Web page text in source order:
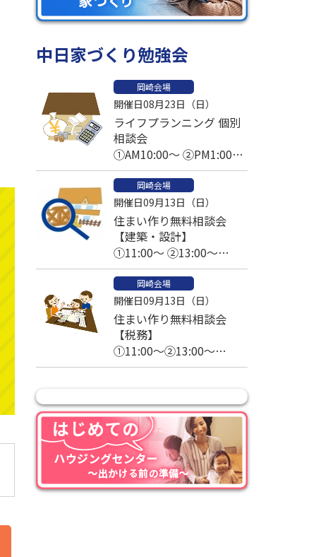
中日家づくり勉強会
岡崎会場
開催日08月23日（日）
ライフプランニング 個別
相談会
①AM10:00～ ②PM1:00～
③PM2:30～
岡崎会場
開催日09月13日（日）
住まい作り無料相談会
【建築・設計】
①11:00～ ②13:00～
③14:00～④15:00～
岡崎会場
開催日09月13日（日）
住まい作り無料相談会
【税務】
①11:00～②13:00～
③14:00～④15:00～